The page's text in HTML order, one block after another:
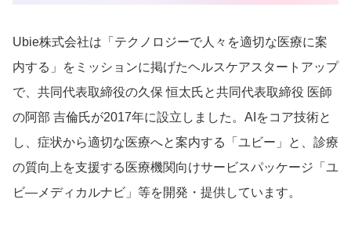
Ubie株式会社は「テクノロジーで人々を適切な医療に案
内する」をミッションに掲げたヘルスケアスタートアップ
で、共同代表取締役の久保 恒太氏と共同代表取締役 医師
の阿部 吉倫氏が2017年に設立しました。AIをコア技術と
し、症状から適切な医療へと案内する「ユビー」と、診療
の質向上を支援する医療機関向けサービスパッケージ「ユ
ビ―メディカルナビ」等を開発・提供しています。